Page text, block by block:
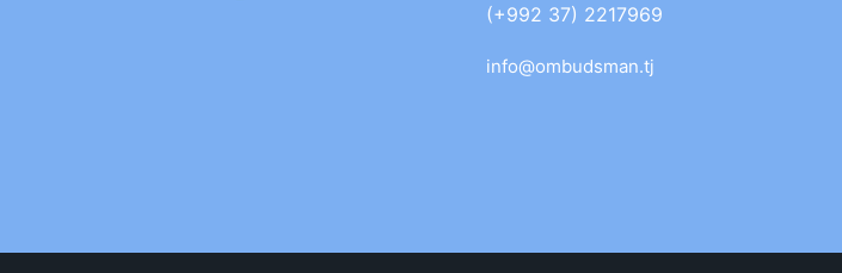
(+992 37) 2217969
info@ombudsman.tj